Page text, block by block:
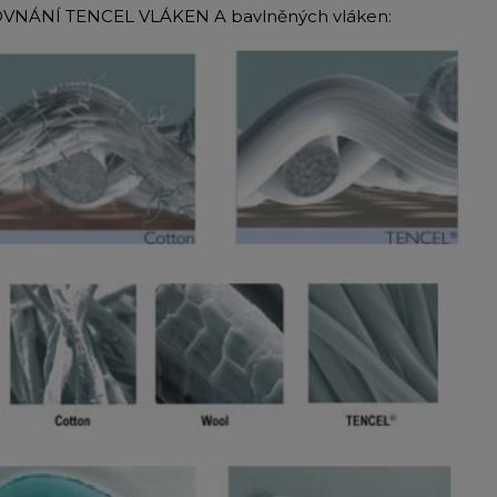
TENCEL VLÁKEN A bavlněných vláken: